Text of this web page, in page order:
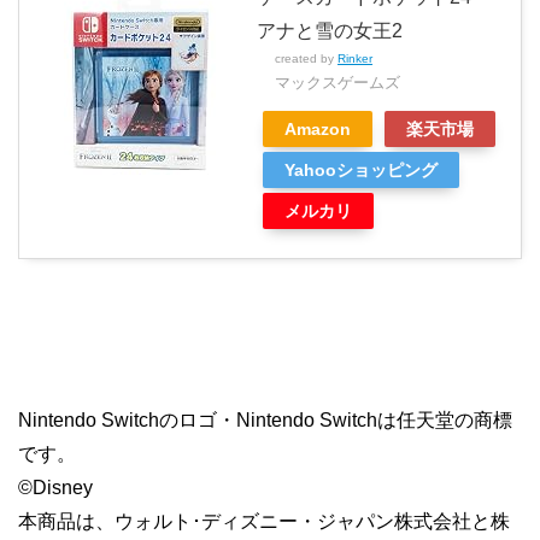
アナと雪の女王2
created by Rinker
マックスゲームズ
Amazon 楽天市場
Yahooショッピング
メルカリ
Nintendo Switchのロゴ・Nintendo Switchは任天堂の商標
です。
©Disney
本商品は、ウォルト･ディズニー・ジャパン株式会社と株